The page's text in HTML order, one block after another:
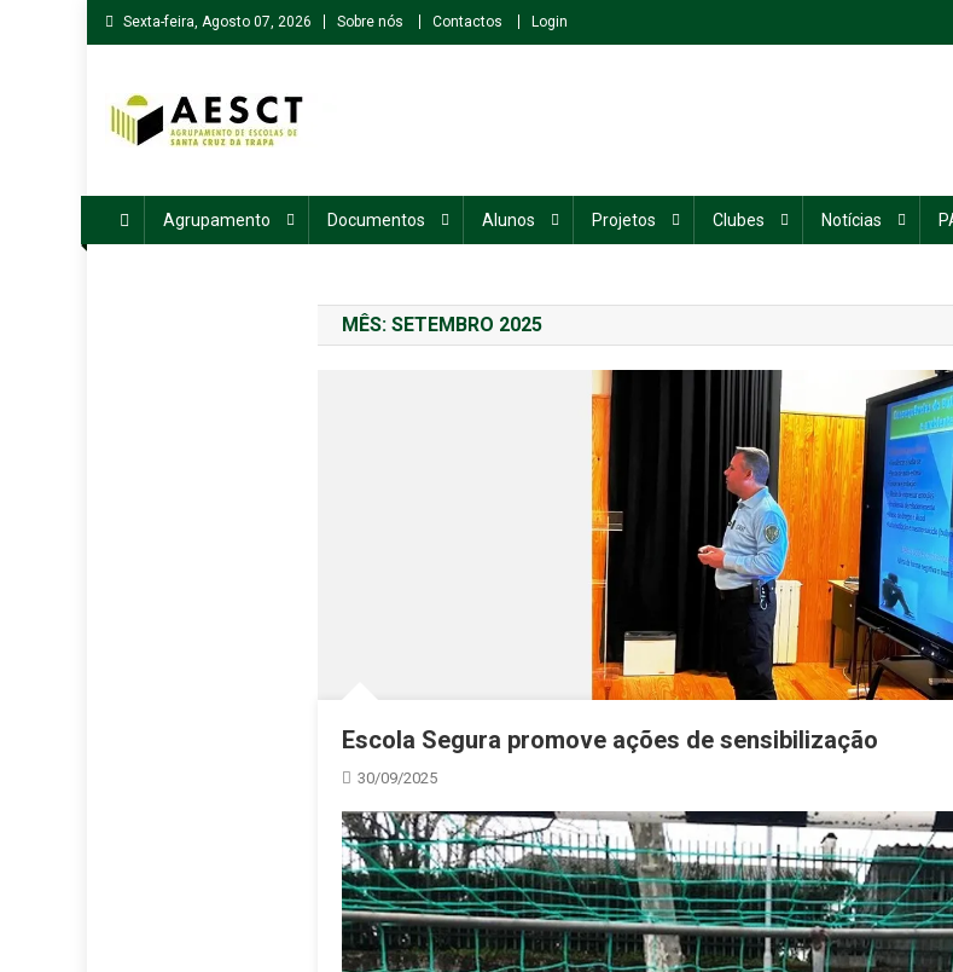
Skip
to
Sexta-feira, Agosto 07, 2026 Sobre nós Contactos Login
Agrupamento Documentos Alunos Projetos Clubes Notícias
MÊS: SETEMBRO 2025
Escola Segura promove ações de sensibilização
30/09/2025